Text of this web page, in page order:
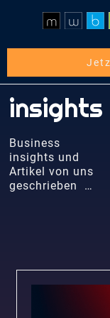
insights
Business
insights und
Artikel von uns
geschrieben …